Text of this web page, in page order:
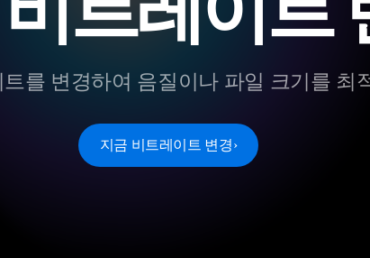
를 변경하여 음질이나 파일 크기를 최
지금 비트레이트 변경›